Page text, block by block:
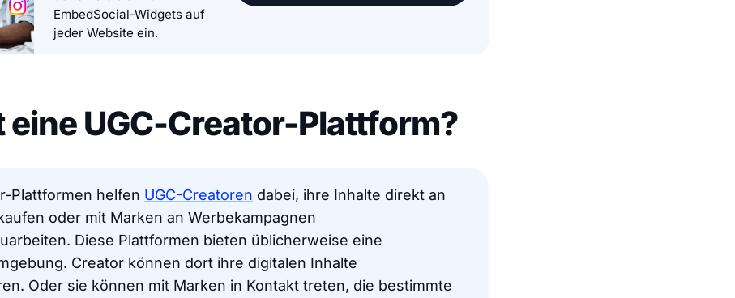
EmbedSocial-Widgets auf
jeder Website ein.
eine UGC-Creator-Plattform?
Plattformen helfen UGC-Creatoren dabei, ihre Inhalte direkt an
oder mit Marken an Werbekampagnen
Diese Plattformen bieten üblicherweise eine
Creator können dort ihre digitalen Inhalte
Oder sie können mit Marken in Kontakt treten, die bestimmte